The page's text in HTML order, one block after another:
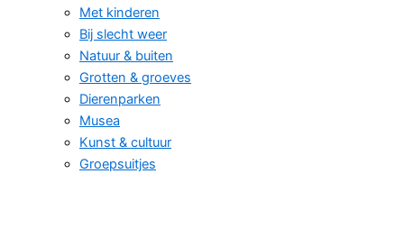
Met kinderen
Bij slecht weer
Natuur & buiten
Grotten & groeves
Dierenparken
Musea
Kunst & cultuur
Groepsuitjes